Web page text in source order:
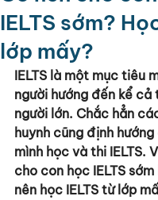
IELTS sớm?
lớp mấy?
IELTS là một mục tiêu
người hướng đến kể cả
người lớn. Chắc hẳn
huynh cũng định
mình học và thi IELTS.
cho con học IELTS
nên học IELTS từ lớp